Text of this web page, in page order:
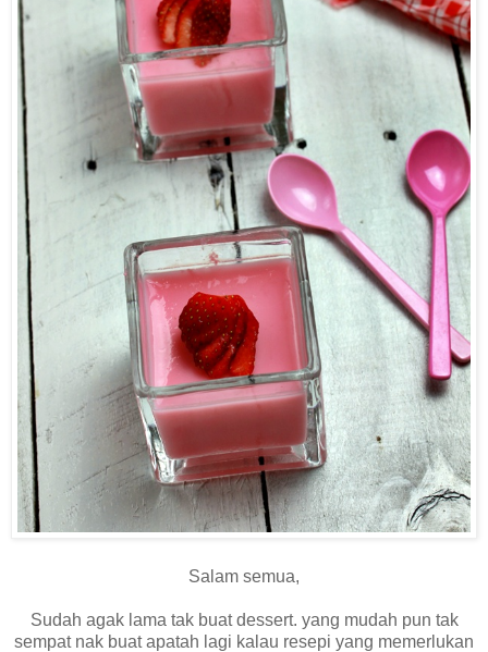
Salam semua,
Sudah agak lama tak buat dessert. yang mudah pun tak
sempat nak buat apatah lagi kalau resepi yang memerlukan